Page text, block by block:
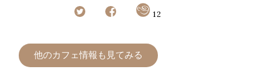
12
他のカフェ情報も見てみる